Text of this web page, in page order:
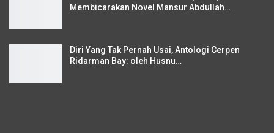
Membicarakan Novel Mansur Abdullah…
Diri Yang Tak Pernah Usai, Antologi Cerpen
Ridarman Bay: oleh Husnu…